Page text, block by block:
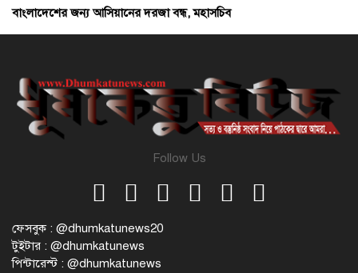
বাংলাদেশের জন্য আসিয়ানের দরজা বন্ধ, মহাসচিব
Follow Us
ফেসবুক : @dhumkatunews20
টুইটার : @dhumkatunews
পিন্টারেস্ট : @dhumkatunews